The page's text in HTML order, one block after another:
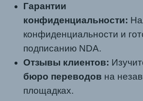
Гарантии
конфиденциальности:
конфиденциальности и
подписанию NDA.
Отзывы клиентов:
бюро переводов на
площадках.